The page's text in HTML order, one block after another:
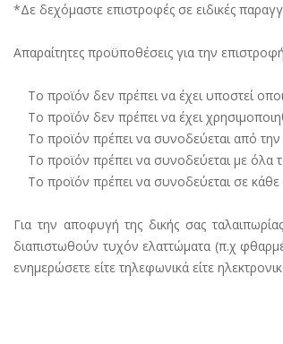
*Δε δεχόμαστε επιστροφές σε ειδικές
Απαραίτητες προϋποθέσεις για την
Το προϊόν δεν πρέπει να έχει υποστεί
Το προϊόν δεν πρέπει να έχει
Το προϊόν πρέπει να συνοδεύεται από την
Το προϊόν πρέπει να συνοδεύεται με όλα
Το προϊόν πρέπει να συνοδεύεται σε κάθε
Για την αποφυγή της δικής σας
διαπιστωθούν τυχόν ελαττώματα (π.χ
ενημερώσετε είτε τηλεφωνικά είτε